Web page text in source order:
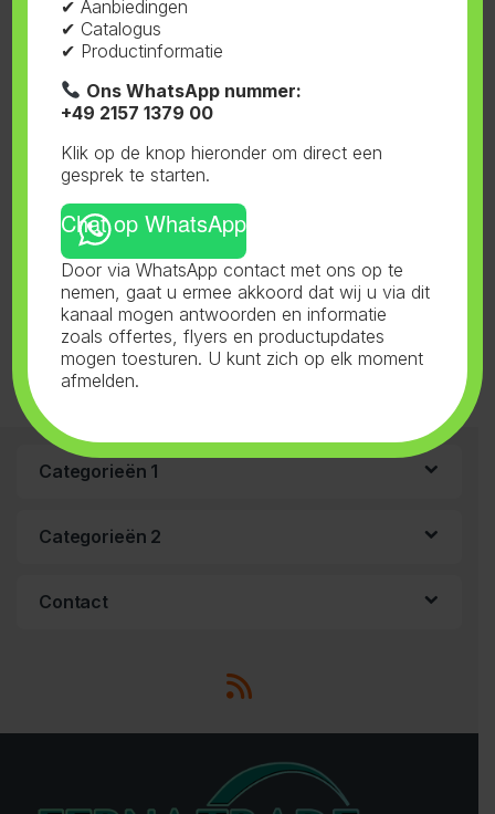
Toont alle 3 resultaten
Categorieën 1
Categorieën 2
Contact
✔ Aanbiedingen
✔ Catalogus
✔ Productinformatie
Ons WhatsApp nummer:
+49 2157 1379 00
Klik op de knop hieronder om direct een
gesprek te starten.
Chat op WhatsApp
Door via WhatsApp contact met ons op te
nemen, gaat u ermee akkoord dat wij u via dit
kanaal mogen antwoorden en informatie
zoals offertes, flyers en productupdates
mogen toesturen. U kunt zich op elk moment
afmelden.